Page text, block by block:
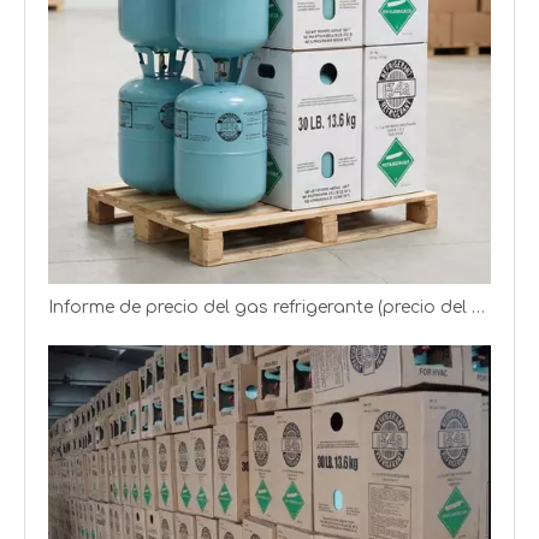
Informe de precio del gas refrigerante (precio del gas R22 R134a R125)